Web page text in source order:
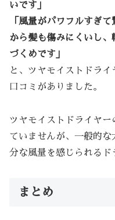
いです」
「風量がパワフルすぎ
から髪も傷みにくいし
づくめです」
と、ツヤモイストドラ
口コミがありました。
ツヤモイストドライヤ
ていませんが、一般的
分な風量を感じられるド
まとめ